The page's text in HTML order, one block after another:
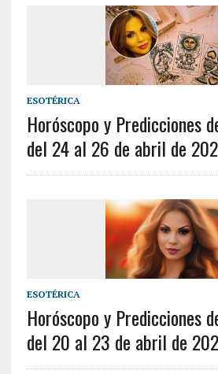
ESOTÉRICA
Horóscopo y Predicciones
del 24 al 26 de abril de
ESOTÉRICA
Horóscopo y Predicciones
del 20 al 23 de abril de